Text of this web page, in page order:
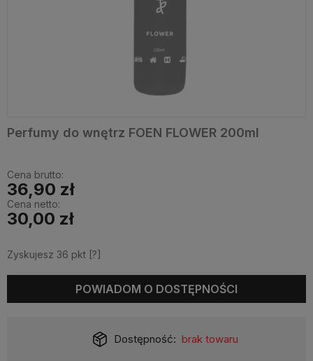
Perfumy do wnętrz FOEN FLOWER 200ml
Cena brutto:
36,90 zł
Cena netto:
30,00 zł
Zyskujesz 36 pkt [?]
POWIADOM O DOSTĘPNOŚCI
Dostępność: brak towaru